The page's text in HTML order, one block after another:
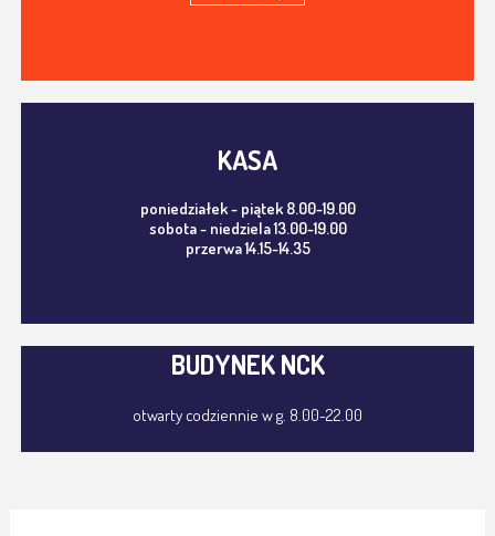
KASA
poniedziałek - piątek 8.00-19.00
sobota - niedziela 13.00-19.00
przerwa 14.15-14.35
BUDYNEK NCK
otwarty codziennie w g. 8.00-22.00